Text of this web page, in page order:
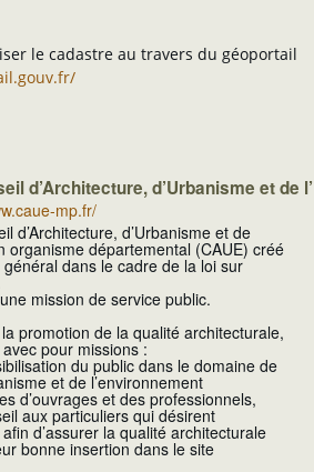
le cadastre au travers du géoportail
d’Architecture, d’Urbanisme et de
mp.fr/
d’Architecture, d’Urbanisme et de
organisme départemental (CAUE) créé
général dans le cadre de la loi sur
mission de service public.
promotion de la qualité architecturale,
pour missions :
du public dans le domaine de
et de l’environnement
d’ouvrages et des professionnels,
aux particuliers qui désirent
d’assurer la qualité architecturale
bonne insertion dans le site